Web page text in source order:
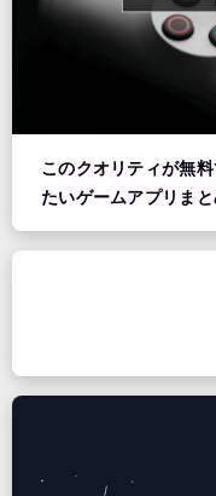
このクオリティが無
たいゲームアプリま